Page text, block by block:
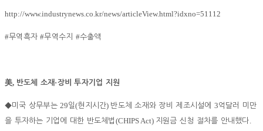
http://www.industrynews.co.kr/news/articleView.html?idxno=51112
#무역흑자#무역수지 #수출액
美, 반도체 소재 ·장비 투자기업 지원
◆미국 상무부는29일(현지시간) 반도체 소재와 장비 제조시설에 3억달러 미만
을 투자하는 기업에 대한 반도체법 (CHIPS Act) 지원금 신청 절차를 안내했다.